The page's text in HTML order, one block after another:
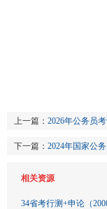
上一篇： 2026年公务员
下一篇： 2024年国家公
相关资源
34省考行测+申论（